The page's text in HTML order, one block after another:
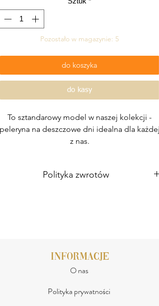
Pozostało w magazynie: 5
do koszyka
do kasy
To sztandarowy model w naszej kolekcji -
na deszczowe dni idealna dla każdej
z nas.
blask przykuje uwagę każdego, kto znajdzie
kalandrowany)
- gramatura (100 g/m²)
Polityka zwrotów
INFORMACJE
O nas
Polityka prywatności